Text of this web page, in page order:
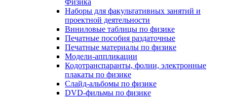
Физика
Наборы для факультативных занятий и
проектной деятельности
Виниловые таблицы по физике
Печатные пособия раздаточные
Печатные материалы по физике
Модели-аппликации
Кодотранспаранты, фолии, электронные
плакаты по физике
Слайд-альбомы по физике
DVD-фильмы по физике